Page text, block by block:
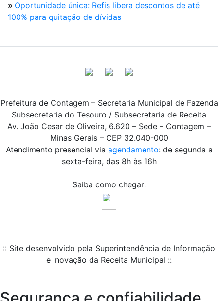
» Oportunidade única: Refis libera descontos de até
100% para quitação de dívidas
Prefeitura de Contagem – Secretaria Municipal de Fazenda
Subsecretaria do Tesouro / Subsecretaria de Receita
Av. João Cesar de Oliveira, 6.620 – Sede – Contagem –
Minas Gerais – CEP 32.040-000
Atendimento presencial via agendamento: de segunda a
sexta-feira, das 8h às 16h
Saiba como chegar:
:: Site desenvolvido pela Superintendência de Informação
e Inovação da Receita Municipal ::